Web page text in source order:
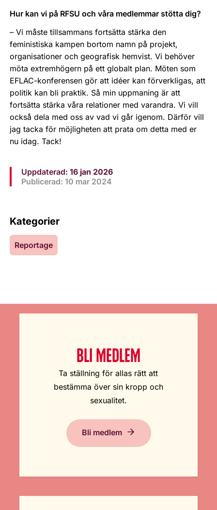
Hur kan vi på RFSU och våra medlemmar stötta dig?
– Vi måste tillsammans fortsätta stärka den
feministiska kampen bortom namn på projekt,
organisationer och geografisk hemvist. Vi behöver
möta extremhögern på ett globalt plan. Möten som
EFLAC-konferensen gör att idéer kan förverkligas, att
politik kan bli praktik. Så min uppmaning är att
fortsätta stärka våra relationer med varandra. Vi vill
också dela med oss av vad vi går igenom. Därför vill
jag tacka för möjligheten att prata om detta med er
nu idag. Tack!
Uppdaterad: 16 jan 2026
Publicerad: 10 mar 2024
Kategorier
Reportage
BLI MEDLEM
Ta ställning för allas rätt att
bestämma över sin kropp och
sexualitet.
Bli medlem